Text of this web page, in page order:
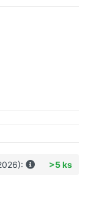
>5 ks